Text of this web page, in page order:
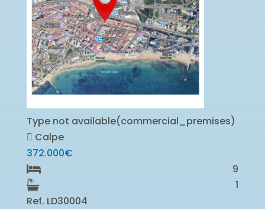
Type not available(commercial_premises)
Calpe
372.000€
9
1
Ref. LD30004